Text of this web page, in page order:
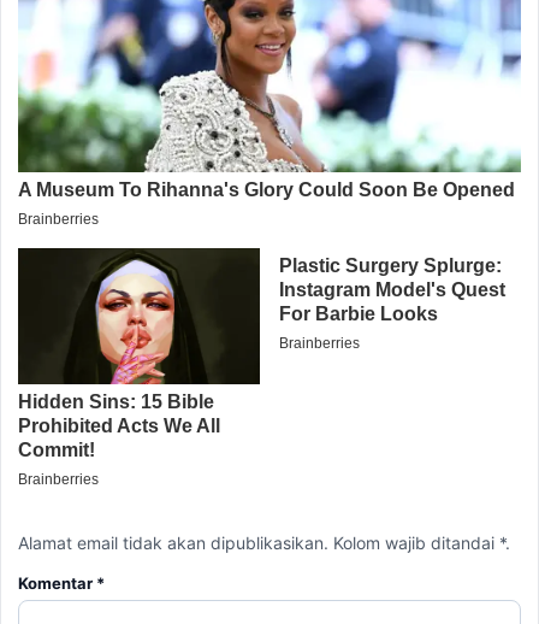
Alamat email tidak akan dipublikasikan. Kolom wajib ditandai *.
Komentar *